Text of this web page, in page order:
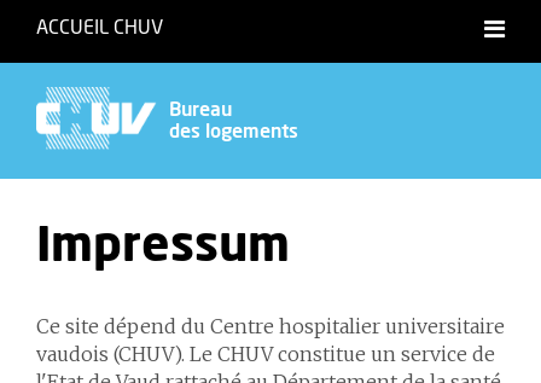
ACCUEIL CHUV
Bureau
des logements
Impressum
Ce site dépend du Centre hospitalier universitaire
vaudois (CHUV). Le CHUV constitue un service de